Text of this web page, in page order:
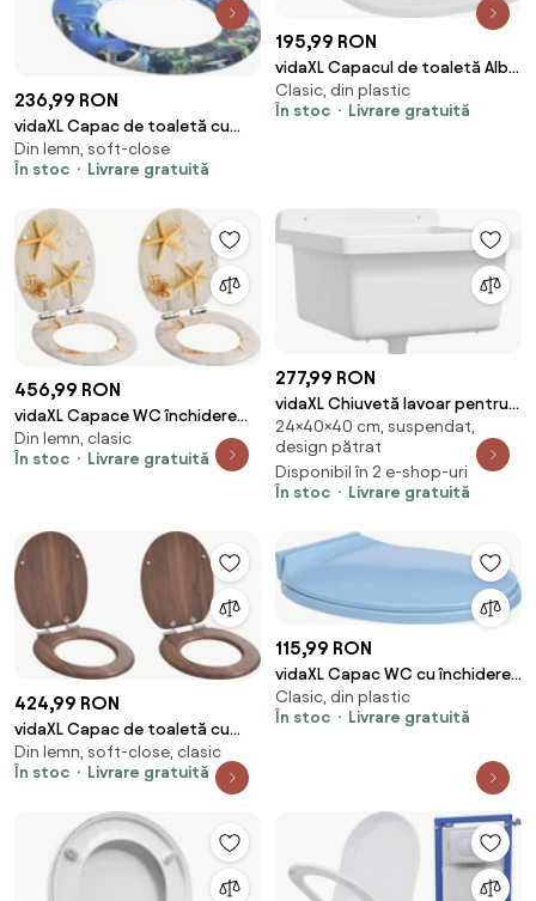
236,99 RON
vidaXL Capac de toaletă cu
închidere lentă albastru 44 x 38
cm
Din lemn, soft-close
În stoc
Livrare gratuită
195,99 RON
vidaXL Capacul de toaletă Alb
47,5 x 35 x 3,6 cm Duroplast
Clasic, din plastic
În stoc
Livrare gratuită
456,99 RON
vidaXL Capace WC închidere
silențioasă 2 buc. MDF design
stea de mare
Din lemn, clasic
În stoc
Livrare gratuită
277,99 RON
vidaXL Chiuvetă lavoar pentru
montare pe perete alb
40x40x24 cm rășină
24×40×40 cm, suspendat,
design pătrat
Disponibil în 2 e-shop-uri
În stoc
Livrare gratuită
424,99 RON
vidaXL Capac de toaletă cu
închidere lentă 2 pcs Maro 44 x
38 cm
Din lemn, soft-close, clasic
În stoc
Livrare gratuită
115,99 RON
vidaXL Capac WC cu închidere
silențioasă, albastru, oval
Clasic, din plastic
În stoc
Livrare gratuită